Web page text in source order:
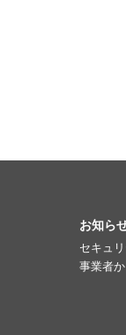
お知ら
セキュ
事業者